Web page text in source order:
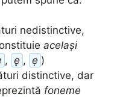
nedistinctive,
același
, ę , ẹ )
distinctive, dar
foneme